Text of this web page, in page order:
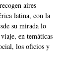
aires
latina, con la
su mirada lo
en temáticas
los oficios y